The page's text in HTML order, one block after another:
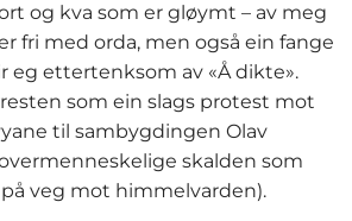
og kva som er gløymt – av meg
fri med orda, men også ein fange
eg ettertenksom av «Å dikte».
som ein slags protest mot
til sambygdingen Olav
skalden som
veg mot himmelvarden).